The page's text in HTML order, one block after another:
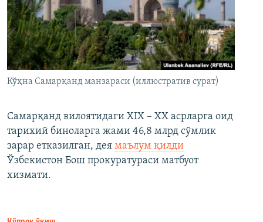
Кўҳна Самарқанд манзараси (иллюстратив сурат)
Самарқанд вилоятидаги XIX – XX асрларга оид
тарихий биноларга жами 46,8 млрд сўмлик
зарар етказилган, дея маълум қилди
Ўзбекистон Бош прокуратураси матбуот
хизмати.